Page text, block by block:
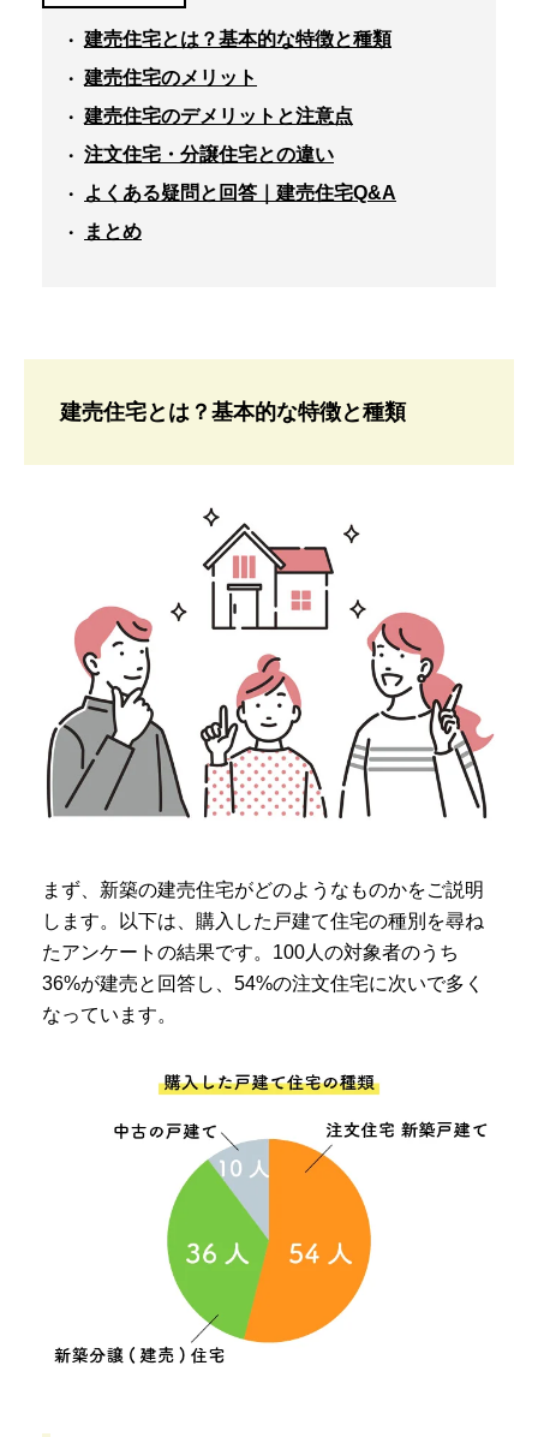
建売住宅とは？基本的な特徴と種類
建売住宅のメリット
建売住宅のデメリットと注意点
注文住宅・分譲住宅との違い
よくある疑問と回答｜建売住宅Q&A
まとめ
建売住宅とは？基本的な特徴と種類
まず、新築の建売住宅がどのようなものかをご説明
します。以下は、購入した戸建て住宅の種別を尋ね
たアンケートの結果です。100人の対象者のうち
36%が建売と回答し、54%の注文住宅に次いで多く
なっています。